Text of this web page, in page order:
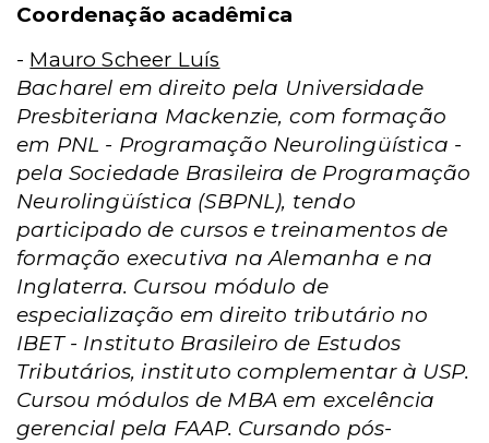
Coordenação acadêmica
- Mauro Scheer Luís
Bacharel em direito pela Universidade
Presbiteriana Mackenzie, com formação
em PNL - Programação Neurolingüística -
pela Sociedade Brasileira de Programação
Neurolingüística (SBPNL), tendo
participado de cursos e treinamentos de
formação executiva na Alemanha e na
Inglaterra. Cursou módulo de
especialização em direito tributário no
IBET - Instituto Brasileiro de Estudos
Tributários, instituto complementar à USP.
Cursou módulos de MBA em excelência
gerencial pela FAAP. Cursando pós-